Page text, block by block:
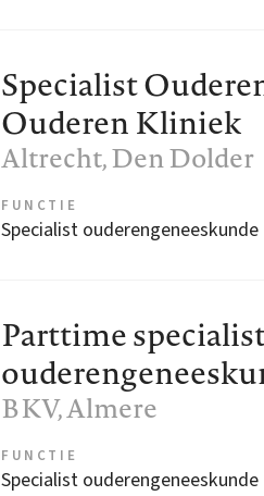
Specialist
Ouderen Kliniek
Altrecht, Den Dolder
FUNCTIE
Specialist ouderengeneeskunde
Parttime
BKV, Almere
FUNCTIE
Specialist ouderengeneeskunde